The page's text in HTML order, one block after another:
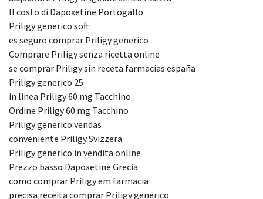
Il costo di Dapoxetine Portogallo
Priligy generico soft
es seguro comprar Priligy generico
Comprare Priligy senza ricetta online
se comprar Priligy sin receta farmacias españa
Priligy generico 25
in linea Priligy 60 mg Tacchino
Ordine Priligy 60 mg Tacchino
Priligy generico vendas
conveniente Priligy Svizzera
Priligy generico in vendita online
Prezzo basso Dapoxetine Grecia
como comprar Priligy em farmacia
precisa receita comprar Priligy generico